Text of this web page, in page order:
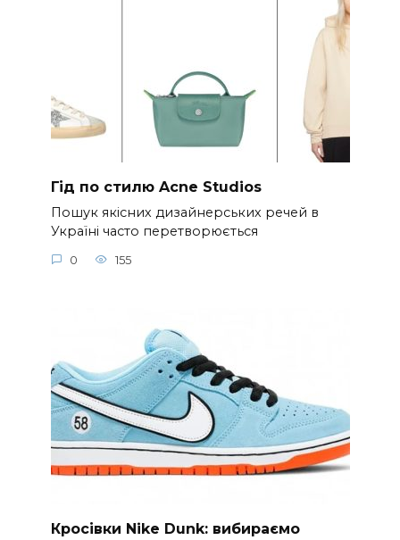
Гід по стилю Acne Studios
Пошук якісних дизайнерських речей в
Україні часто перетворюється
0 155
Кросівки Nike Dunk: вибираємо